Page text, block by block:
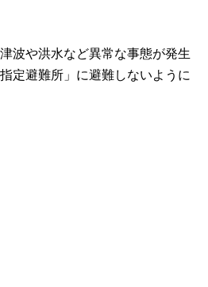
波や洪水など異常な事態が発生
定避難所」に避難しないように